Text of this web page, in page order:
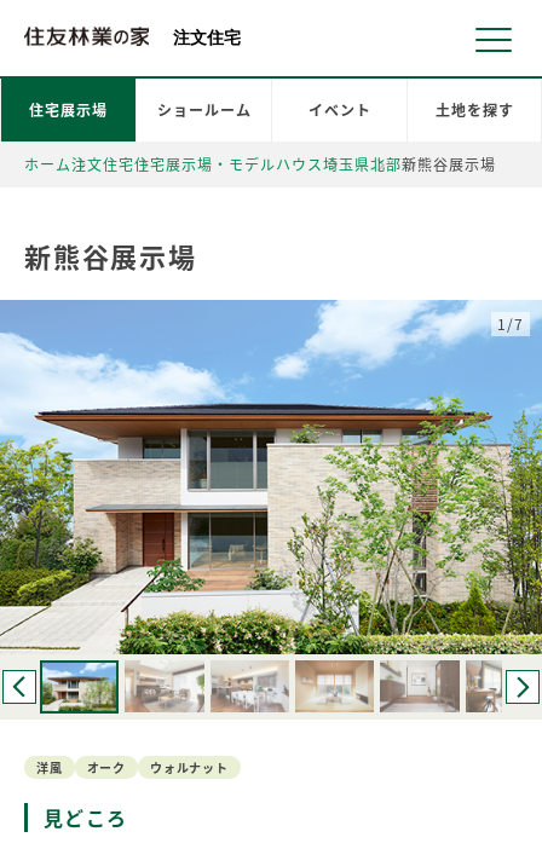
注文住宅
ホーム注文住宅住宅展示場・モデルハウス埼玉県北部新熊谷展示場
住宅展示場 ショールーム イベント 土地を探す
新熊谷展示場
1/7
洋風 オーク ウォルナット
見どころ